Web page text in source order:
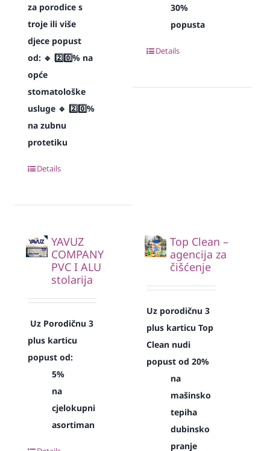
za porodice s
troje ili više
djece popust
od: 🔹 2️⃣0️⃣% na
opće
stomatološke
usluge 🔹 2️⃣0️⃣%
na zubnu
protetiku
Details
30%
popusta
Details
YAVUZ
COMPANY
PVC I ALU
stolarija
Uz Porodičnu 3
plus karticu
popust od:
5%
na
cjelokupni
asortiman
Top Clean –
agencija za
čišćenje
Uz porodičnu 3
plus karticu Top
Clean nudi
popust od 20%
na
mašinsko
tepiha
dubinsko
pranje